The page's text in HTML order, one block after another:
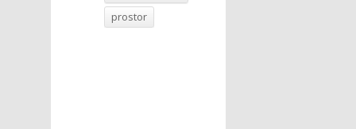
prostor